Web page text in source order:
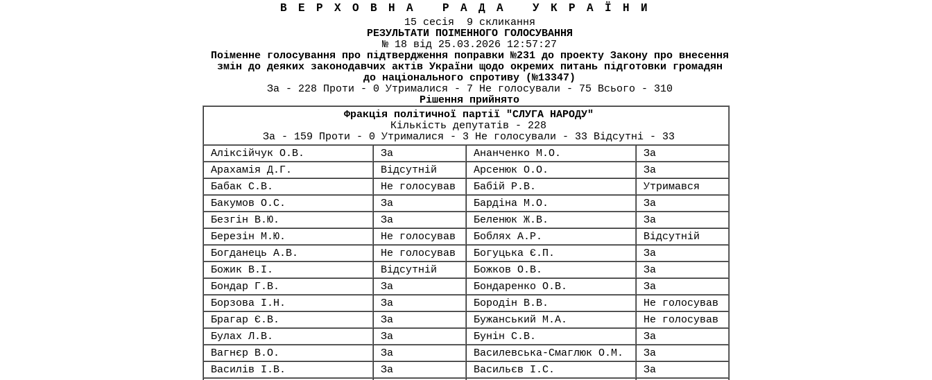
ВЕРХОВНА РАДА УКРАЇНИ
15 сесія 9 скликання
РЕЗУЛЬТАТИ ПОІМЕННОГО ГОЛОСУВАННЯ
№ 18 від 25.03.2026 12:57:27
Поіменне голосування про підтвердження поправки №231 до проекту Закону про внесення
змін до деяких законодавчих актів України щодо окремих питань підготовки громадян
до національного спротиву (№13347)
За - 228 Проти - 0 Утрималися - 7 Не голосували - 75 Всього - 310
Рішення прийнято
Фракція політичної партії "СЛУГА НАРОДУ"
Кількість депутатів - 228
За - 159 Проти - 0 Утрималися - 3 Не голосували - 33 Відсутні - 33
Аліксійчук О.В.
За Ананченко М.О.
За
Арахамія Д.Г.
Відсутній Арсенюк О.О.
За
Бабак С.В.
Не голосував Бабій Р.В.
Утримався
Бакумов О.С.
За Бардіна М.О.
За
Безгін В.Ю.
За Беленюк Ж.В.
За
Березін М.Ю.
Не голосував Боблях А.Р.
Відсутній
Богданець А.В.
Не голосував Богуцька Є.П.
За
Божик В.І.
Відсутній Божков О.В.
За
Бондар Г.В.
За Бондаренко О.В.
За
Борзова І.Н.
За Бородін В.В.
Не голосував
Брагар Є.В.
За Бужанський М.А.
Не голосував
Булах Л.В.
За Бунін С.В.
За
Вагнєр В.О.
За Василевська-Смаглюк О.М.
За
Василів І.В.
За Васильєв І.С.
За